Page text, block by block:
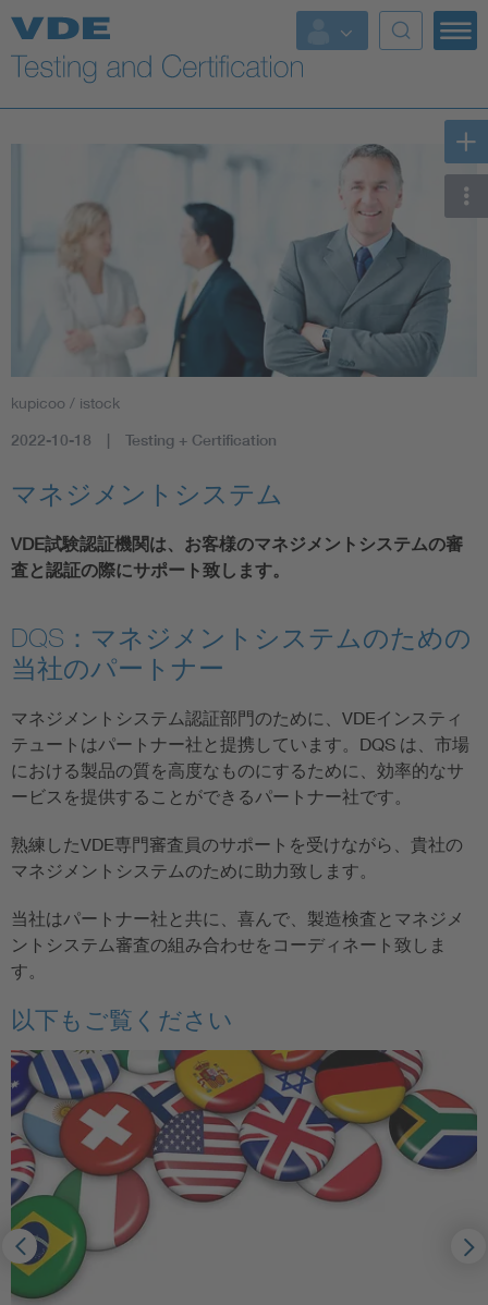
Key Topics
kupicoo / istock
2022-10-18 Testing + Certification
マネジメントシステム
VDE試験認証機関は、お客様のマネジメントシステムの審
査と認証の際にサポート致します。
DQS：マネジメントシステムのための
当社のパートナー
マネジメントシステム認証部門のために、VDEインスティ
テュートはパートナー社と提携しています。DQS は、市場
における製品の質を高度なものにするために、効率的なサ
ービスを提供することができるパートナー社です。
熟練したVDE専門審査員のサポートを受けながら、貴社の
マネジメントシステムのために助力致します。
当社はパートナー社と共に、喜んで、製造検査とマネジメ
ントシステム審査の組み合わせをコーディネート致しま
す。
以下もご覧ください